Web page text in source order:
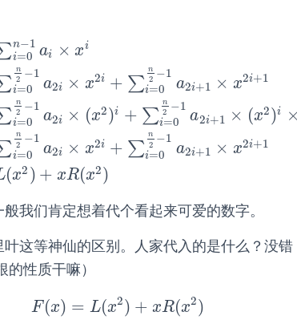
n−1
i=0 ai × xi
n
2 −1
i=0 a2i × x2i + ∑
n
2 −1
i=0 a2i+1 × x2i+1
n
2 −1
i=0 a2i × (x2 )i + ∑
n
2 −1
i=0 a2i+1 × (x2 )i ×
n
2 −1
i=0 a2i × x2i + ∑
n
2 −1
i=0 a2i+1 × x2i+1
(x2 ) + xR(x2 )
1ai×xi=∑ i= 0n2−1a2i×x2i+∑i=0 n 2− 1a2i+1 ×
我们肯定想着代个看起来可爱的数字。
这等神仙的区别。人家代入的是什么？没
性质干嘛）
F (x) = L(x2) + xR(x2)
F( x)=L(x2)+ xR(x2)